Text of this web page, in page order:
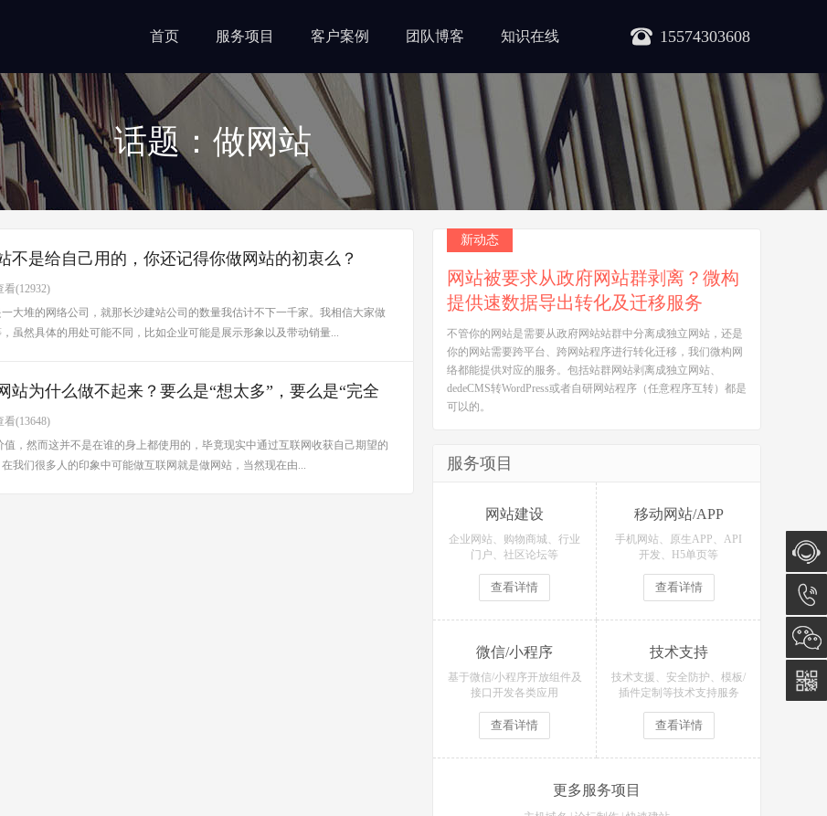
15574303608
首页 服务项目 客户案例 团队博客 知识在线
话题：做网站
不是给自己用的，你还记得你做网站的初衷么？
看(12932)
大堆的网络公司，就那长沙建站公司的数量我估计不下一千家。我相信大家做
虽然具体的用处可能不同，比如企业可能是展示形象以及带动销量...
站为什么做不起来？要么是“想太多”，要么是“完全
看(13648)
，然而这并不是在谁的身上都使用的，毕竟现实中通过互联网收获自己期望的
们很多人的印象中可能做互联网就是做网站，当然现在由...
新动态
网站被要求从政府网站群剥离？微构
提供速数据导出转化及迁移服务
不管你的网站是需要从政府网站站群中分离成独立网站，还是
你的网站需要跨平台、跨网站程序进行转化迁移，我们微构网
络都能提供对应的服务。包括站群网站剥离成独立网站、
dedeCMS转WordPress或者自研网站程序（任意程序互转）都是
可以的。
服务项目
网站建设
企业网站、购物商城、行业
门户、社区论坛等
查看详情
移动网站/APP
手机网站、原生APP、API
开发、H5单页等
查看详情
微信/小程序
基于微信/小程序开放组件及
接口开发各类应用
查看详情
技术支持
技术支援、安全防护、模板/
插件定制等技术支持服务
查看详情
更多服务项目
在线咨
询